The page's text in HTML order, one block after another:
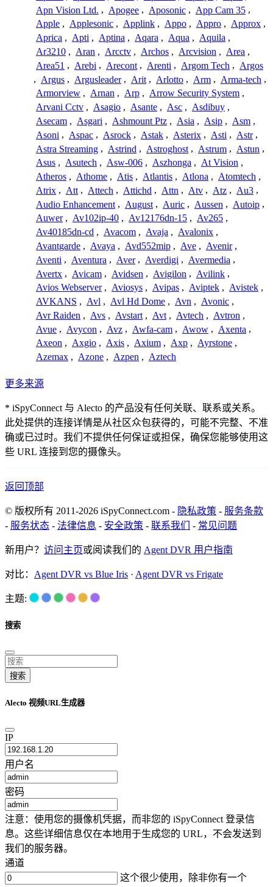
Apn Vision Ltd. , Apogee , Aposonic , App Cam 35 ,
Apple , Applesonic , Applink , Appo , Appro , Approx ,
Aprica , Apti , Aptina , Aqara , Aqua , Aquila ,
Ar3210 , Aran , Arcctv , Archos , Arcvision , Area ,
Area51 , Arebi , Arecont , Arenti , Argom Tech , Argos
, Argus , Argusleader , Arit , Arlotto , Arm , Arma-tech ,
Armorview , Arnan , Arp , Arrow Security System ,
Arvani Cctv , Asagio , Asante , Asc , Asdibuy ,
Asecam , Asgari , Ashmount Ptz , Asia , Asip , Asm ,
Asoni , Aspac , Asrock , Astak , Asterix , Asti , Astr ,
Astra Streaming , Astrind , Astroghost , Astrum , Astun ,
Asus , Asutech , Asw-006 , Aszhonga , At Vision ,
Atheros , Athome , Atis , Atlantis , Atlona , Atomtech ,
Atrix , Att , Attech , Attichd , Attn , Atv , Atz , Au3 ,
Audio Enhancement , August , Auric , Aussen , Autoip ,
Auwer , Av102ip-40 , Av12176dn-15 , Av265 ,
Av40185dn-cd , Avacom , Avaja , Avalonix ,
Avantgarde , Avaya , Avd552mip , Ave , Avenir ,
Aventi , Aventura , Aver , Averdigi , Avermedia ,
Avertx , Avicam , Avidsen , Avigilon , Avilink ,
Avios Webserver , Aviosys , Avipas , Aviptek , Avistek ,
AVKANS , Avl , Avl Hd Dome , Avn , Avonic ,
Avr Raiden , Avs , Avstart , Avt , Avtech , Avtron ,
Avue , Avycon , Avz , Awfa-cam , Awow , Axenta ,
Axeon , Axgio , Axis , Axium , Axp , Ayrstone ,
Azemax , Azone , Azpen , Aztech
更多来源
* iSpyConnect 与 Alecto 的产品没有任何关联、联系或关系。
此处提供的连接详情是从社区众包获得的，可能不完整、不准
确或已过时。我们不提供任何保证或担保，确保您能够使用这
些 URL 连接到您的摄像头。
返回顶部
© 版权所有 2011-2026 iSpyConnect.com - 隐私政策 - 服务条款
- 服务状态 - 法律信息 - 安全政策 - 联系我们 - 常见问题
新用户？ 访问主页或阅读我们的 Agent DVR 用户指南
对比： Agent DVR vs Blue Iris · Agent DVR vs Frigate
主题:
搜索
搜索
Alecto 视频URL生成器
IP
用户名
密码
注意：使用您的摄像机凭据，而非您的 iSpyConnect 登录信
息。这些详细信息仅在本地用于生成您的 URL，不会发送到
我们的服务器。
通道
这个很少使用，除非你有一个